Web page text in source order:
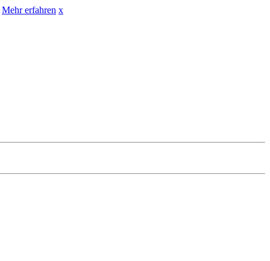
Mehr erfahren x